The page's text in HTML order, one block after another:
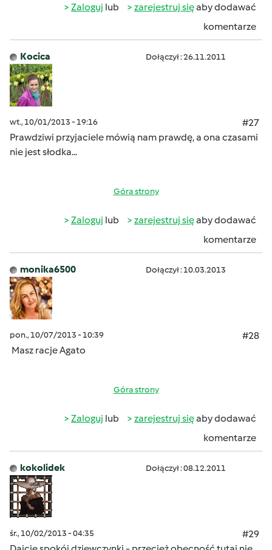
Zaloguj lub zarejestruj sięaby dodawać
komentarze
Kocica Dołączył : 26.11.2011
wt., 10/01/2013 - 19:16
#27
Prawdziwi przyjaciele mówią nam prawdę, a ona czasami
nie jest słodka...
Góra strony
Zaloguj lub zarejestruj sięaby dodawać
komentarze
monika6500 Dołączył : 10.03.2013
pon., 10/07/2013 - 10:39
#28
Masz racje Agato
Góra strony
Zaloguj lub zarejestruj sięaby dodawać
komentarze
kokolidek Dołączył : 08.12.2011
śr., 10/02/2013 - 04:35
#29